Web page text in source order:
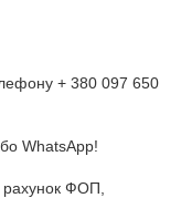
+ 380 097 650
WhatsApp!
рахунок ФОП,